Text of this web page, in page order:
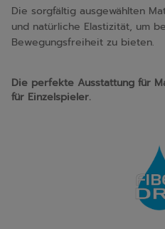
Die sorgfältig ausgewählten
und natürliche Elastizität, um
Bewegungsfreiheit zu bieten.
Die perfekte Ausstattung für
für Einzelspieler.